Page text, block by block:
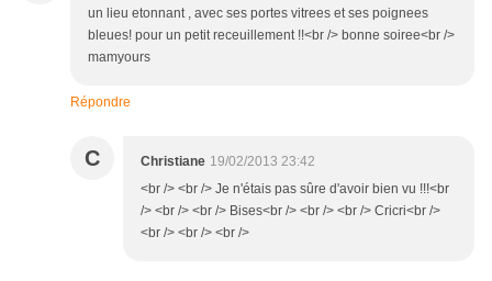
un lieu etonnant , avec ses portes vitrees et ses poignees
bleues! pour un petit receuillement !!<br /> bonne soiree<br />
mamyours
Répondre
C Christiane 19/02/2013 23:42
<br /> <br /> Je n'étais pas sûre d'avoir bien vu !!!<br
/> <br /> <br /> Bises<br /> <br /> <br /> Cricri<br />
<br /> <br /> <br />